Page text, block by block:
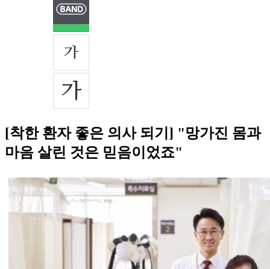
[착한 환자 좋은 의사 되기] "망가진 몸과
마음 살린 것은 믿음이었죠"